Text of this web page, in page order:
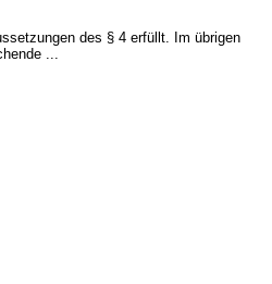
des § 4 erfüllt. Im übrigen
...